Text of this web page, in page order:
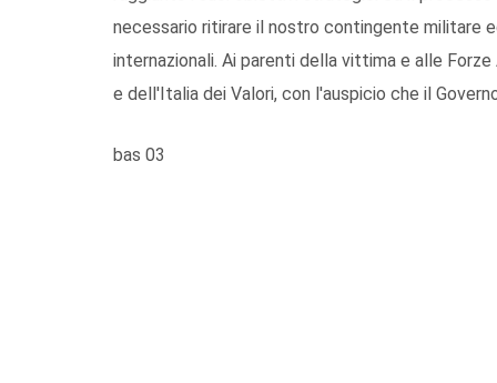
necessario ritirare il nostro contingente militare
internazionali. Ai parenti della vittima e alle
e dell'Italia dei Valori, con l'auspicio che il
bas 03